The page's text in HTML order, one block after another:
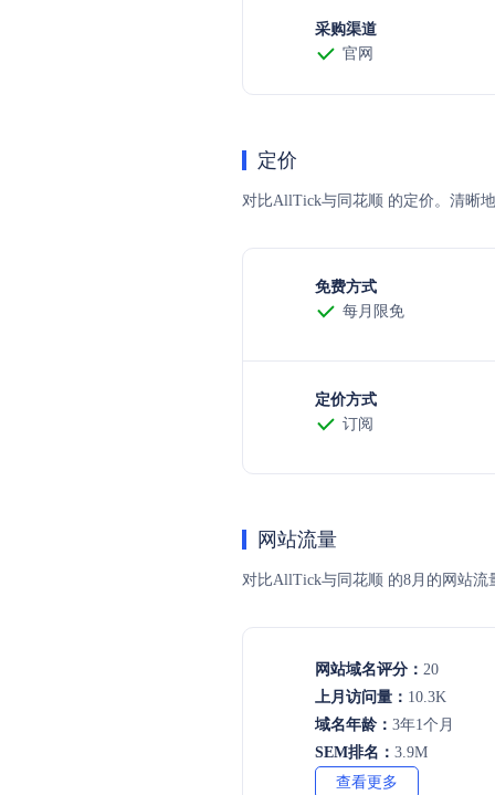
采购渠道
官网
定价
对比AllTick与同花顺 的定价。清晰
免费方式
每月限免
定价方式
订阅
网站流量
对比AllTick与同花顺 的8月的网站流
网站域名评分： 20
上月访问量： 10.3K
域名年龄： 3年1个月
SEM排名： 3.9M
查看更多